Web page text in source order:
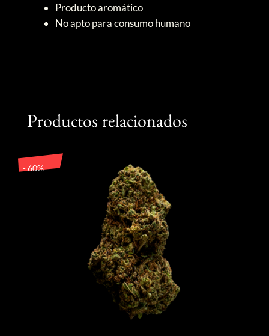
Producto aromático
No apto para consumo humano
Productos relacionados
- 60%